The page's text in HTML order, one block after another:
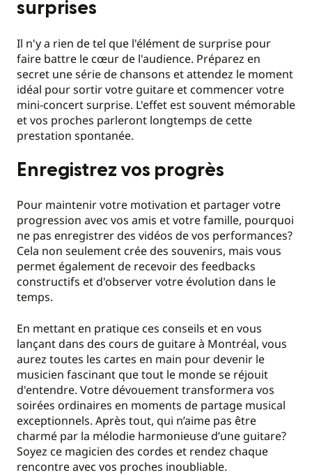
surprises
Il n'y a rien de tel que l'élément de surprise pour
faire battre le cœur de l'audience. Préparez en
secret une série de chansons et attendez le moment
idéal pour sortir votre guitare et commencer votre
mini-concert surprise. L'effet est souvent mémorable
et vos proches parleront longtemps de cette
prestation spontanée.
Enregistrez vos progrès
Pour maintenir votre motivation et partager votre
progression avec vos amis et votre famille, pourquoi
ne pas enregistrer des vidéos de vos performances?
Cela non seulement crée des souvenirs, mais vous
permet également de recevoir des feedbacks
constructifs et d'observer votre évolution dans le
temps.
En mettant en pratique ces conseils et en vous
lançant dans des cours de guitare à Montréal, vous
aurez toutes les cartes en main pour devenir le
musicien fascinant que tout le monde se réjouit
d'entendre. Votre dévouement transformera vos
soirées ordinaires en moments de partage musical
exceptionnels. Après tout, qui n’aime pas être
charmé par la mélodie harmonieuse d’une guitare?
Soyez ce magicien des cordes et rendez chaque
rencontre avec vos proches inoubliable.